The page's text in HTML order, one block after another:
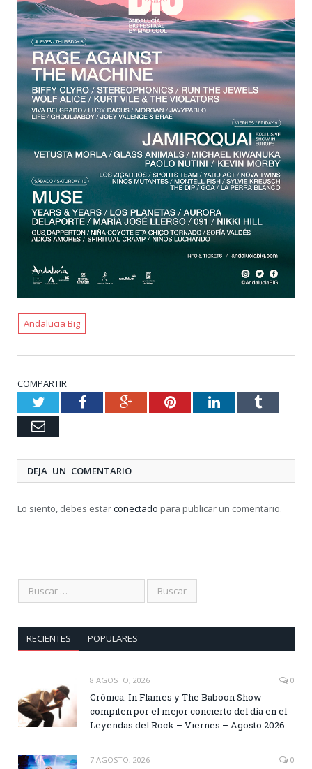
Andalucia Big
COMPARTIR
TwitterFacebookGoogle+PinterestLinkedInTumblr
Email
DEJA UN COMENTARIO
Lo siento, debes estarconectado para publicar un comentario.
RECIENTES POPULARES
8 AGOSTO, 2026 0
Crónica: In Flames y The Baboon Show
compiten por el mejor concierto del día en el
Leyendas del Rock – Viernes – Agosto 2026
7 AGOSTO, 2026 0